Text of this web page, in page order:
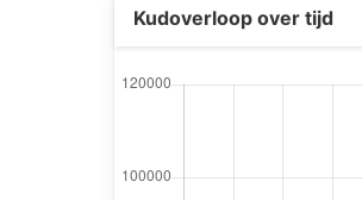
Kudoverloop over tijd